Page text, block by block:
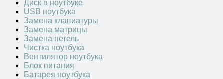
Диск в ноутбуке
USB ноутбука
Замена клавиатуры
Замена матрицы
Замена петель
Чистка ноутбука
Вентилятор ноутбука
Блок питания
Батарея ноутбука